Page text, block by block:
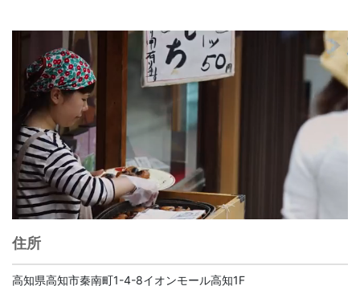
住所
高知県高知市秦南町1-4-8イオンモール高知1F